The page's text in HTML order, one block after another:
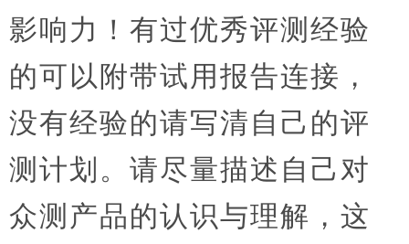
影响力！有过优秀评测经验
的可以附带试用报告连接，
没有经验的请写清自己的评
测计划。请尽量描述自己对
众测产品的认识与理解，这